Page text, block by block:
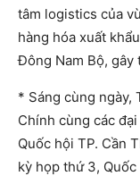
tâm logistics của
hàng hóa xuất
Đông Nam Bộ, gây
* Sáng cùng ngày,
Chính cùng các
Quốc hội TP. Cần
kỳ họp thứ 3,